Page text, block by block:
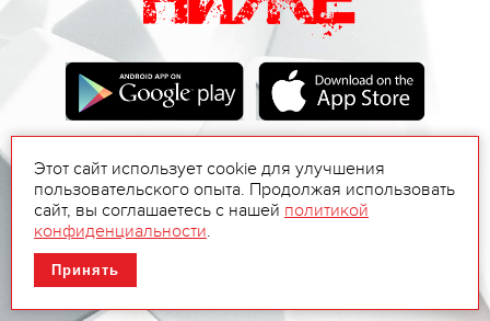
Этот сайт использует cookie для улучшения
пользовательского опыта. Продолжая использовать
сайт, вы соглашаетесь с нашей политикой
конфиденциальности.
Принять